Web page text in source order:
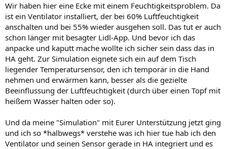
Wir haben hier eine Ecke mit einem Feuchtigkeitsproblem. Da
ist ein Ventilator installiert, der bei 60% Luftfeuchtigkeit
anschalten und bei 55% wieder ausgehen soll. Das tut er auch
schon länger mit besagter Lidl-App. Und bevor ich das
anpacke und kaputt mache wollte ich sicher sein dass das in
HA geht. Zur Simulation eignete sich ein auf dem Tisch
liegender Temperatursensor, den ich temporär in die Hand
nehmen und erwärmen kann, besser als die gezielte
Beeinflussung der Luftfeuchtigkeit (durch über einen Topf mit
heißem Wasser halten oder so).
Und da meine "Simulation" mit Eurer Unterstützung jetzt ging
und ich so *halbwegs* verstehe was ich hier tue hab ich den
Ventilator und seinen Sensor gerade in HA integriert und es